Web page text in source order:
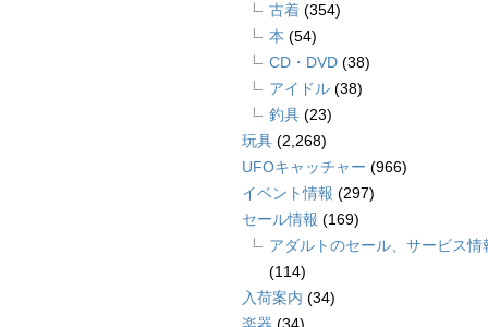
古着 (354)
本 (54)
CD・DVD (38)
アイドル (38)
釣具 (23)
玩具 (2,268)
UFOキャッチャー (966)
イベント情報 (297)
セール情報 (169)
アダルトのセール、サービス情
(114)
入荷案内 (34)